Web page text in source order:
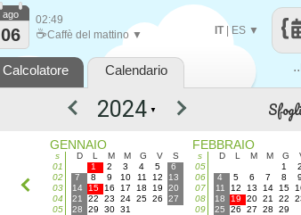
IT|ES ▼
ago
06
02:49
☕Caffè del mattino ▼
Calcolatore Calendario
▼
GENNAIO
s D L M M G V
S
01
1 2 3 4 5
6
02
7 8 9 10 11 12
13
03
14 15 16 17 18 19
20
04
21 22 23 24 25 26
27
05
28 29 30 31
FEBBRAIO
s D L M M G
05
1 2
06
4 5 6 7 8 9
07
11 12 13 14 15
08
18 19 20 21 22
09
25 26 27 28 29